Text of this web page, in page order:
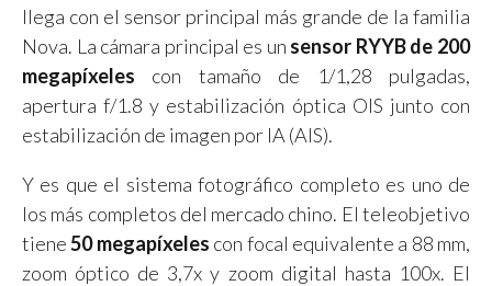
llega con el sensor principal más grande de la familia
Nova. La cámara principal es un sensor RYYB de 200
megapíxeles con tamaño de 1/1,28 pulgadas,
apertura f/1.8 y estabilización óptica OIS junto con
estabilización de imagen por IA (AIS).
Y es que el sistema fotográfico completo es uno de
los más completos del mercado chino. El teleobjetivo
tiene50 megapíxeles con focal equivalente a 88 mm,
zoom óptico de 3,7x y zoom digital hasta 100x. El